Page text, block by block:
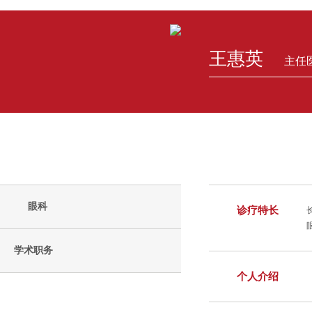
眼科
学术职务
王惠英 主任
诊疗特长
个人介绍